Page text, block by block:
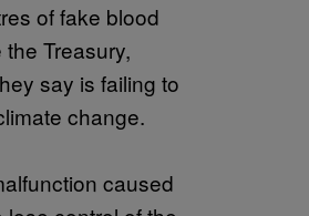
of fake blood
Treasury,
say is failing to
change.
caused